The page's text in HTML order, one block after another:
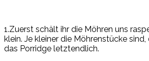
1.Zuerst schält ihr die Möhren uns
klein. Je kleiner die Möhrenstücke
das Porridge letztendlich.